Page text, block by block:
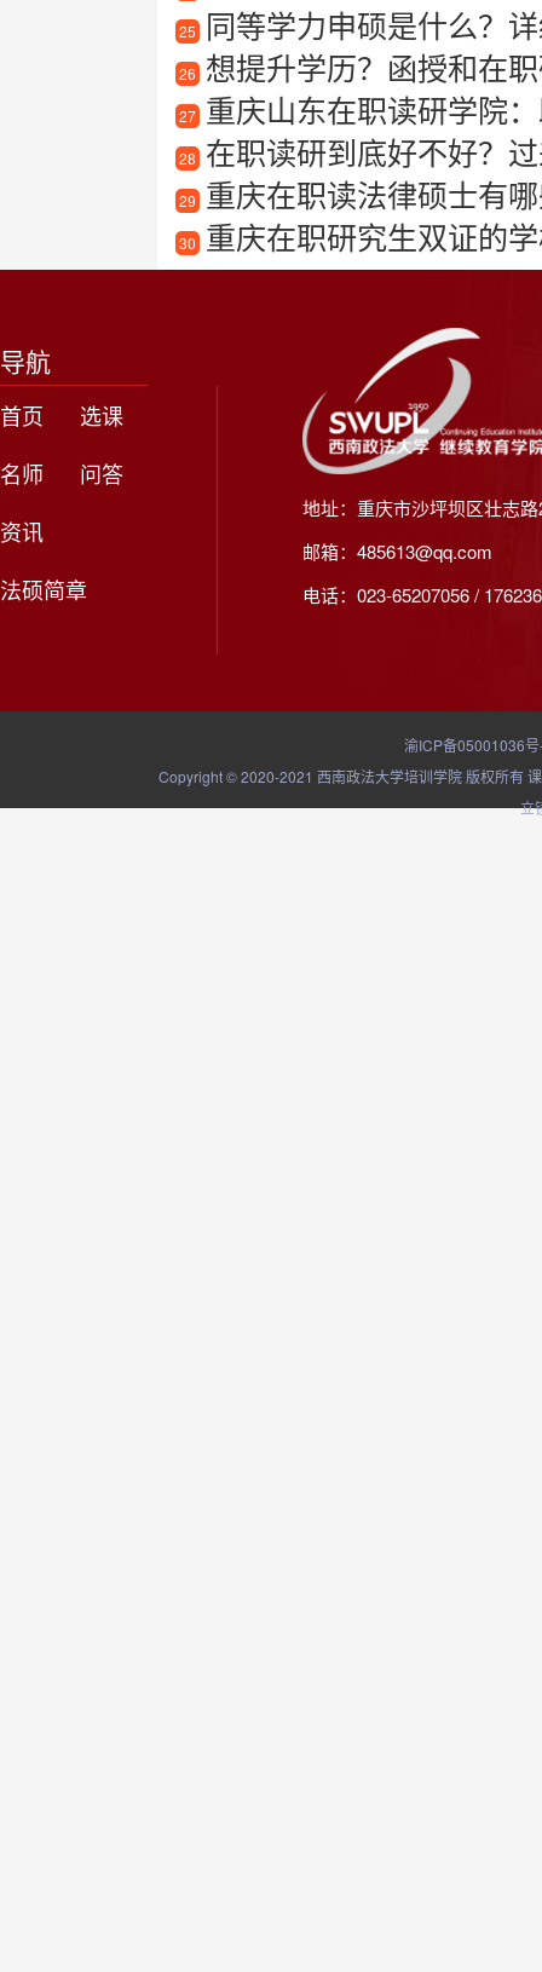
25 同等学力申硕是什么？
26 想提升学历？函授和在
27 重庆山东在职读研学院：助
28 在职读研到底好不好？
29 重庆在职读法律硕士有
30 重庆在职研究生双证的
导航
首页
选课
名师
问答
资讯
法硕简章
地址：重庆市沙坪坝区壮志
邮箱：485613@qq.com
电话：023-65207056 /
渝ICP备05001036
Copyright © 2020-2021 西南政法大学培训学院 版权所有
立